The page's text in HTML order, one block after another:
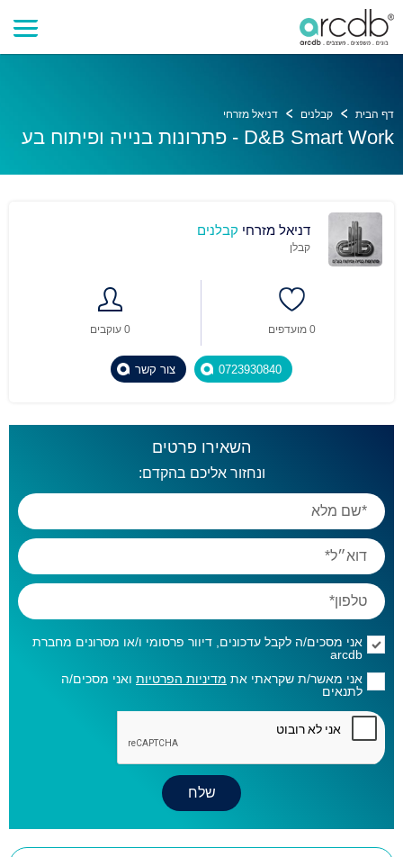
דף הבית קבלנים דניאל מזרחי
D&B Smart Work - פתרונות בנייה ופיתוח בע
דניאל מזרחי קבלנים
קבלן
0 עוקבים 0 מועדפים
צור קשר 0723930840
השאירו פרטים
ונחזור אליכם בהקדם:
אני מסכים/ה לקבל עדכונים, דיוור פרסומי ו/או מסרונים מחברת
arcdb
אני מאשר/ת שקראתי את מדיניות הפרטיות ואני מסכים/ה
לתנאים